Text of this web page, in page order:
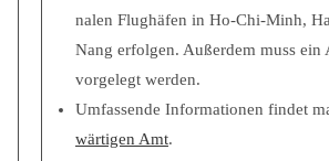
na­len Flug­hä­fen in Ho-Chi-Minh,
Nang erfol­gen. Außer­dem muss ein
vor­ge­legt werden.
Umfas­sen­de Infor­ma­tio­nen fin­det
wär­ti­gen Amt.